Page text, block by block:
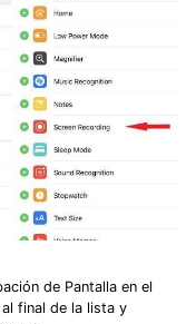
de Pantalla en el
final de la lista y